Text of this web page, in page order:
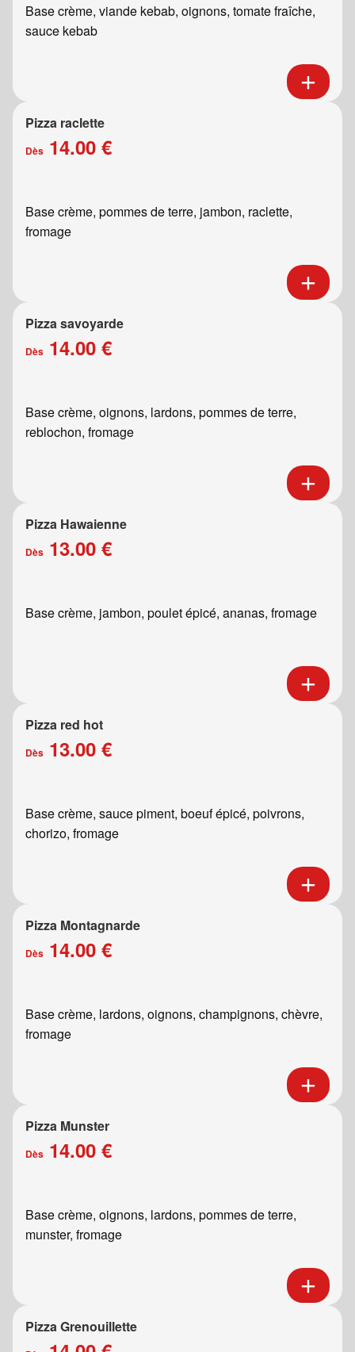
Base crème, viande kebab, oignons, tomate fraîche,
sauce kebab
Pizza raclette
Dès 14.00 €
Base crème, pommes de terre, jambon, raclette,
fromage
Pizza savoyarde
Dès 14.00 €
Base crème, oignons, lardons, pommes de terre,
reblochon, fromage
Pizza Hawaienne
Dès 13.00 €
Base crème, jambon, poulet épicé, ananas, fromage
Pizza red hot
Dès 13.00 €
Base crème, sauce piment, boeuf épicé, poivrons,
chorizo, fromage
Pizza Montagnarde
Dès 14.00 €
Base crème, lardons, oignons, champignons, chèvre,
fromage
Pizza Munster
Dès 14.00 €
Base crème, oignons, lardons, pommes de terre,
munster, fromage
Pizza Grenouillette